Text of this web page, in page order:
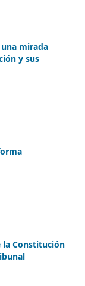
mirada
y sus
la Constitución